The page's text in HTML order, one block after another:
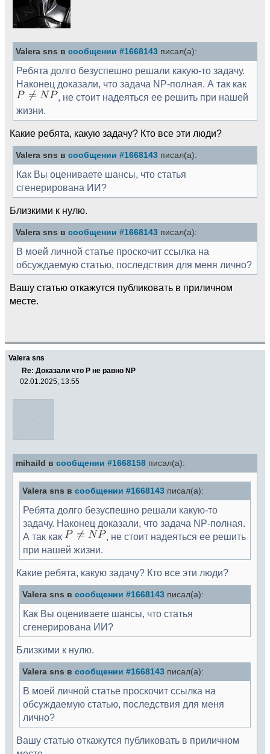
Valera sns в сообщении #1668143 писал(а):
Ребята долго безуспешно решали какую-то задачу.
Наконец доказали, что задача NP-полная. А так как
, не стоит надеяться ее решить при нашей
жизни.
Какие ребята, какую задачу? Кто все эти люди?
Valera sns в сообщении #1668143 писал(а):
Как Вы оцениваете шансы, что статья
сгенерирована ИИ?
Близкими к нулю.
Valera sns в сообщении #1668143 писал(а):
В моей личной статье проскочит ссылка на
обсуждаемую статью, последствия для меня лично?
Вашу статью откажутся публиковать в приличном
месте.
Valera sns
Re: Доказали что Р не равно NP
02.01.2025, 13:55
mihaild в сообщении #1668158 писал(а):
Valera sns в сообщении #1668143 писал(а):
Ребята долго безуспешно решали какую-то
задачу. Наконец доказали, что задача NP-полная.
А так как
, не стоит надеяться ее решить
при нашей жизни.
Какие ребята, какую задачу? Кто все эти люди?
Valera sns в сообщении #1668143 писал(а):
Как Вы оцениваете шансы, что статья
сгенерирована ИИ?
Близкими к нулю.
Valera sns в сообщении #1668143 писал(а):
В моей личной статье проскочит ссылка на
обсуждаемую статью, последствия для меня
лично?
Вашу статью откажутся публиковать в приличном